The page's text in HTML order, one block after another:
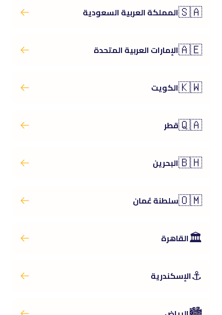
🇸🇦المملكة العربية السعودية
🇦🇪الإمارات العربية المتحدة
🇰🇼الكويت
🇶🇦قطر
🇧🇭البحرين
🇴🇲سلطنة عُمان
🏛️القاهرة
⚓الإسكندرية